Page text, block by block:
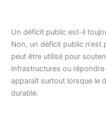
Un déficit public est-il
Non, un déficit public n’est
peut être utilisé pour
infrastructures ou
apparaît surtout lorsque le
durable.